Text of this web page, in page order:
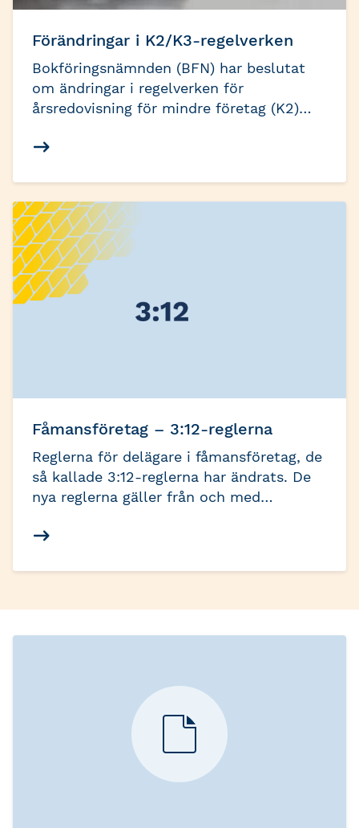
Förändringar i K2/K3-regelverken
Bokföringsnämnden (BFN) har beslutat
om ändringar i regelverken för
årsredovisning för mindre företag (K2)
årsredovisning (K3), samt i regelverket för
under flera år. Här finns viktig
information om de ändrade reglerna.
Fåmansföretag – 3:12-reglerna
Reglerna för delägare i fåmansföretag, de
så kallade 3:12-reglerna har ändrats. De
nya reglerna gäller från och med
deklarationen som lämnas 2027. Här